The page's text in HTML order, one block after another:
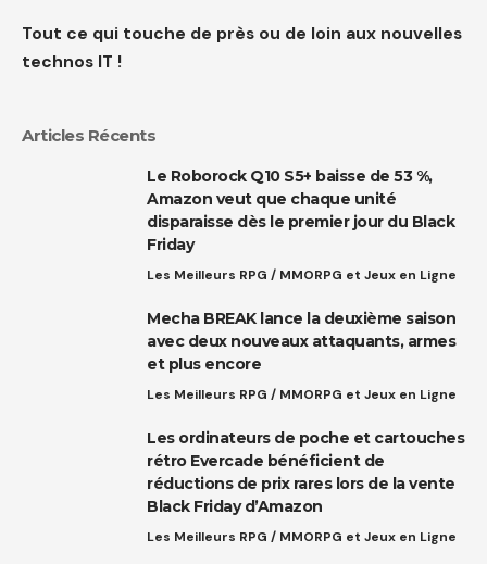
Tout ce qui touche de près ou de loin aux nouvelles
technos IT !
Articles Récents
Le Roborock Q10 S5+ baisse de 53 %,
Amazon veut que chaque unité
disparaisse dès le premier jour du Black
Friday
Les Meilleurs RPG / MMORPG et Jeux en Ligne
Mecha BREAK lance la deuxième saison
avec deux nouveaux attaquants, armes
et plus encore
Les Meilleurs RPG / MMORPG et Jeux en Ligne
Les ordinateurs de poche et cartouches
rétro Evercade bénéficient de
réductions de prix rares lors de la vente
Black Friday d’Amazon
Les Meilleurs RPG / MMORPG et Jeux en Ligne